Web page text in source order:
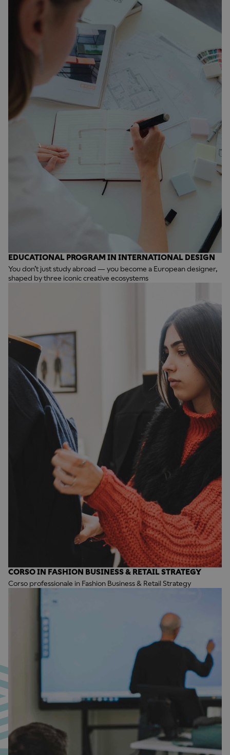
EDUCATIONAL PROGRAM IN INTERNATIONAL DESIGN
You don’t just study abroad — you become a European designer,
shaped by three iconic creative ecosystems
CORSO IN FASHION BUSINESS & RETAIL STRATEGY
Corso professionale in Fashion Business & Retail Strategy